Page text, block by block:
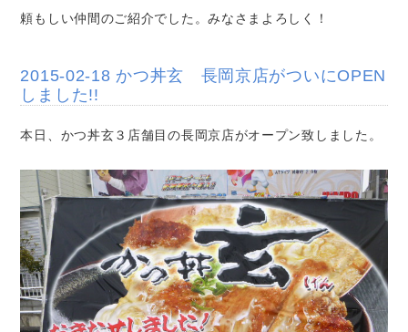
頼もしい仲間のご紹介でした。みなさまよろしく！
2015-02-18 かつ丼玄 長岡京店がついにOPEN
しました!!
本日、かつ丼玄３店舗目の長岡京店がオープン致しました。